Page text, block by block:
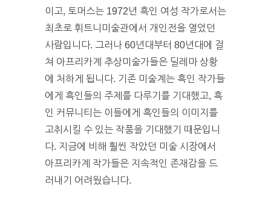
이고, 토머스는 1972년 흑인 여성 작가로서는
최초로 휘트니미술관에서 개인전을 열었던
사람입니다. 그러나 60년대부터 80년대에 걸
쳐 아프리카계 추상미술가들은 딜레마 상황
에 처하게 됩니다. 기존 미술계는 흑인 작가들
에게 흑인들의 주제를 다루기를 기대했고, 흑
인 커뮤니티는 이들에게 흑인들의 이미지를
고취시킬 수 있는 작품을 기대했기 때문입니
다. 지금에 비해 훨씬 작았던 미술 시장에서
아프리카계 작가들은 지속적인 존재감을 드
러내기 어려웠습니다.